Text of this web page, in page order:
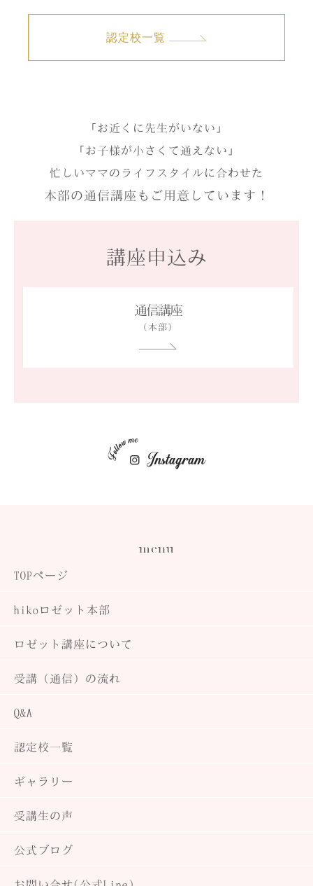
認定校一覧
「お近くに先生がいない」
「お子様が小さくて通えない」
忙しいママのライフスタイルに合わせた
本部の通信講座もご用意しています！
講座申込み
通信講座
（本部）
menu
TOPページ
hikoロゼット本部
ロゼット講座について
受講（通信）の流れ
Q&A
認定校一覧
ギャラリー
受講生の声
公式ブログ